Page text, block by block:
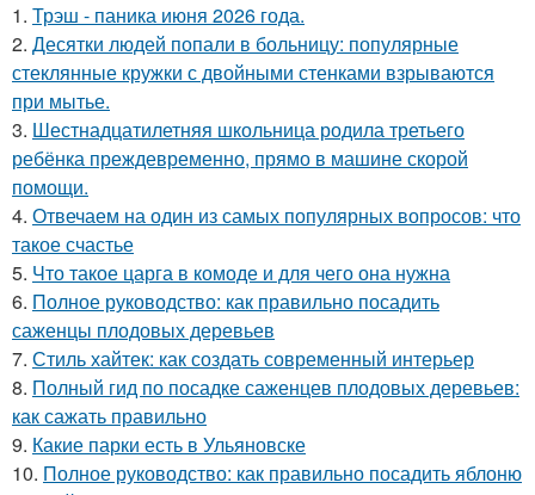
1. Трэш - паника июня 2026 года.
2. Десятки людей попали в больницу: популярные
стеклянные кружки с двойными стенками взрываются
при мытье.
3. Шестнадцатилетняя школьница родила третьего
ребёнка преждевременно, прямо в машине скорой
помощи.
4. Отвечаем на один из самых популярных вопросов: что
такое счастье
5. Что такое царга в комоде и для чего она нужна
6. Полное руководство: как правильно посадить
саженцы плодовых деревьев
7. Стиль хайтек: как создать современный интерьер
8. Полный гид по посадке саженцев плодовых деревьев:
как сажать правильно
9. Какие парки есть в Ульяновске
10. Полное руководство: как правильно посадить яблоню